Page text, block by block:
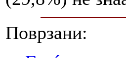
Поврзани: